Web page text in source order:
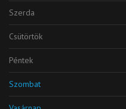
Szerda
Csütörtök
Péntek
Szombat